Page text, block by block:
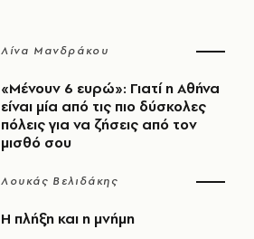
Λίνα Μανδράκου
«Μένουν 6 ευρώ»: Γιατί η Αθήνα
είναι μία από τις πιο δύσκολες
πόλεις για να ζήσεις από τον
μισθό σου
Λουκάς Βελιδάκης
Η πλήξη και η μνήμη